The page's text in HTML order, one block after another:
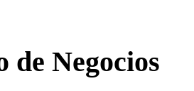
de Negocios